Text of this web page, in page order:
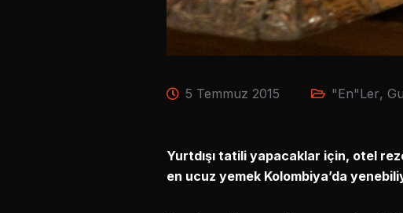
5 Temmuz 2015 "En"ler,
Yurtdışı tatili yapacaklar için, otel
en ucuz yemek Kolombiya’da